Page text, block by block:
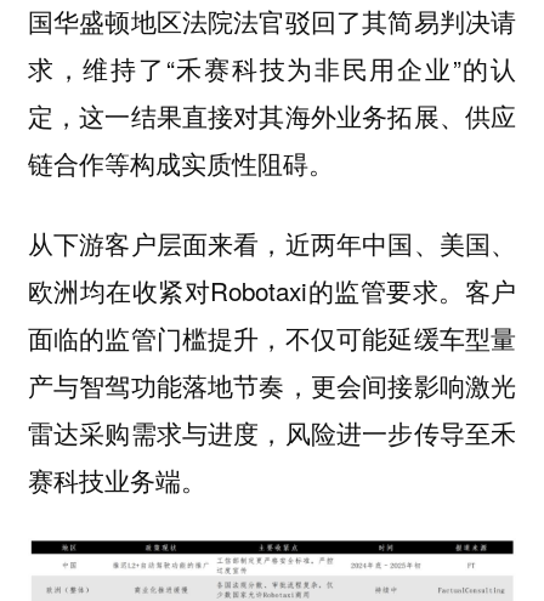
国华盛顿地区法院法官驳回了其简易判决请
求，维持了“禾赛科技为非民用企业”的认
定，这一结果直接对其海外业务拓展、供应
链合作等构成实质性阻碍。
从下游客户层面来看，近两年中国、美国、
欧洲均在收紧对Robotaxi的监管要求。客户
面临的监管门槛提升，不仅可能延缓车型量
产与智驾功能落地节奏，更会间接影响激光
雷达采购需求与进度，风险进一步传导至禾
赛科技业务端。